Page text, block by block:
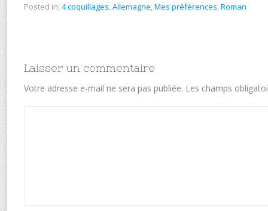
Posted in: 4 coquillages,Allemagne,Mes préférences,Roman
Laisser un commentaire
Votre adresse e-mail ne sera pas publiée. Les champs